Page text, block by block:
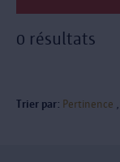
0 résultats
Trier par: Pertinence